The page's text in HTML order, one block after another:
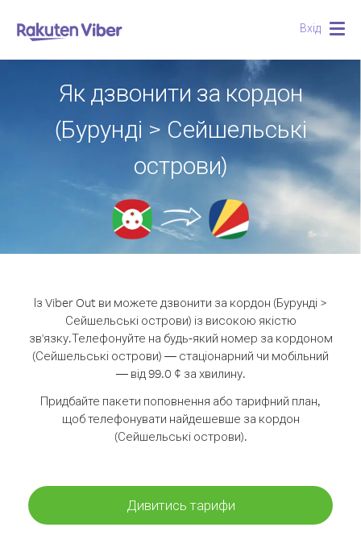
Вхід
Як дзвонити за кордон
(Бурунді > Сейшельські
острови)
Із Viber Out ви можете дзвонити за кордон (Бурунді >
Сейшельські острови) із високою якістю
зв'язку.Телефонуйте на будь-який номер за кордоном
(Сейшельські острови) — стаціонарний чи мобільний
— від 99.0 ¢ за хвилину.
Придбайте пакети поповнення або тарифний план,
щоб телефонувати найдешевше за кордон
(Сейшельські острови).
Дивитись тарифи